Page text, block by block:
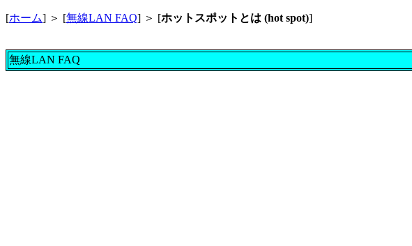
[ホーム] ＞ [無線LAN FAQ] ＞ [ホットスポットとは (hot spot)]
無線LAN FAQ